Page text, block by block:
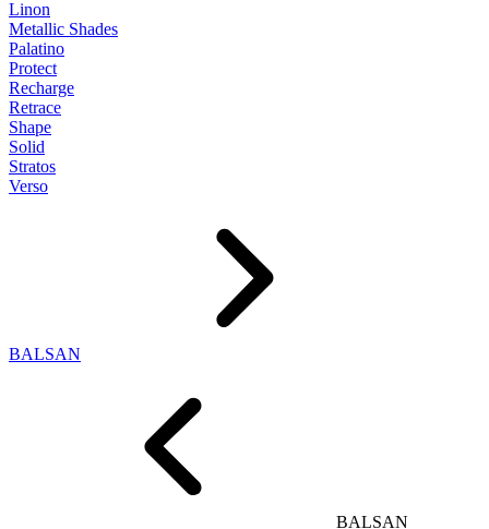
Linon
Metallic Shades
Palatino
Protect
Recharge
Retrace
Shape
Solid
Stratos
Verso
BALSAN
BALSAN